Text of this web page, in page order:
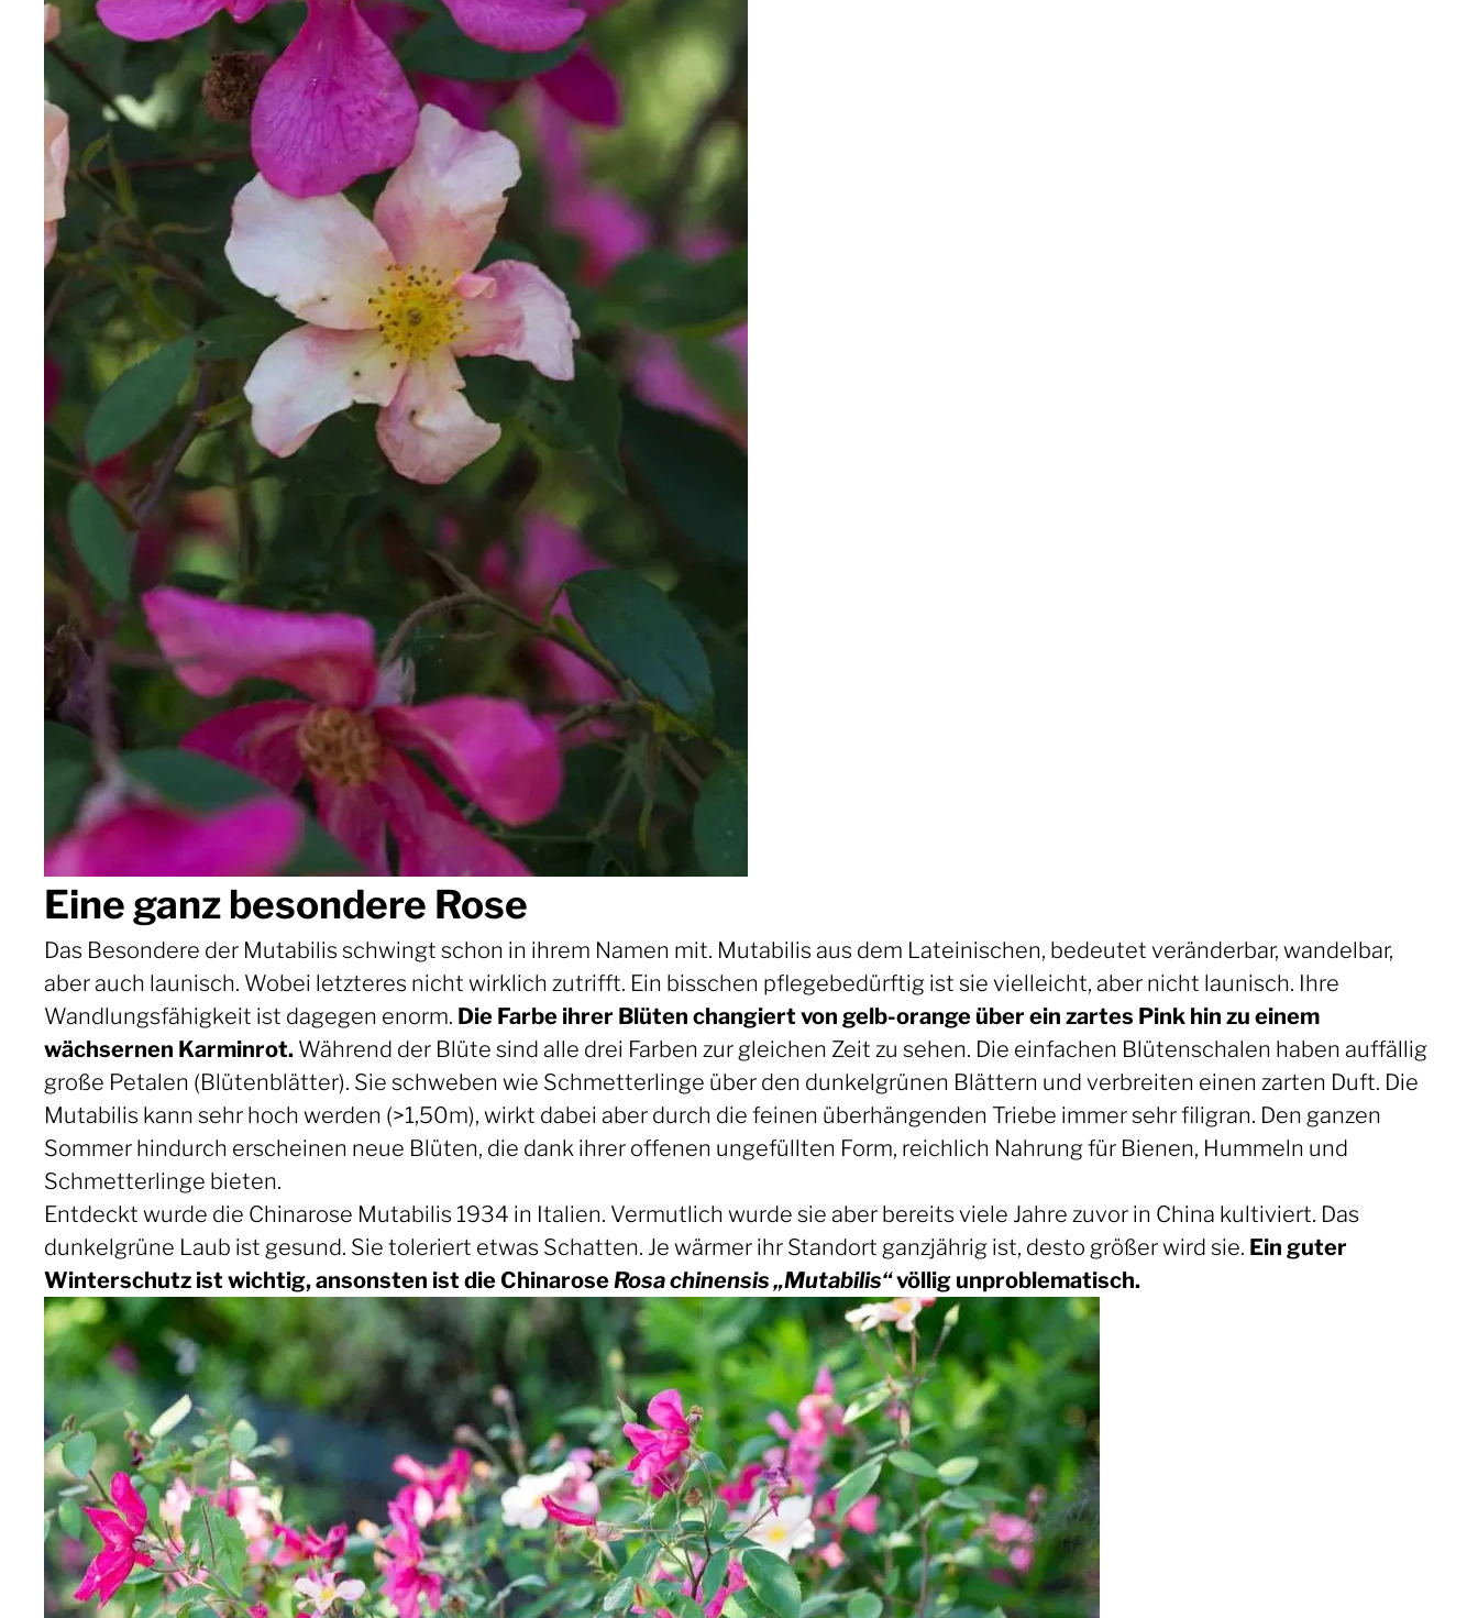
Eine ganz besondere Rose
Das Besondere der Mutabilis schwingt schon in ihrem Namen mit. Mutabilis aus dem Lateinischen, bedeutet veränderbar, wandelbar,
aber auch launisch. Wobei letzteres nicht wirklich zutrifft. Ein bisschen pflegebedürftig ist sie vielleicht, aber nicht launisch. Ihre
Wandlungsfähigkeit ist dagegen enorm. Die Farbe ihrer Blüten changiert von gelb-orange über ein zartes Pink hin zu einem
wächsernen Karminrot. Während der Blüte sind alle drei Farben zur gleichen Zeit zu sehen. Die einfachen Blütenschalen haben auffällig
große Petalen (Blütenblätter). Sie schweben wie Schmetterlinge über den dunkelgrünen Blättern und verbreiten einen zarten Duft. Die
Mutabilis kann sehr hoch werden (>1,50m), wirkt dabei aber durch die feinen überhängenden Triebe immer sehr filigran. Den ganzen
Sommer hindurch erscheinen neue Blüten, die dank ihrer offenen ungefüllten Form, reichlich Nahrung für Bienen, Hummeln und
Schmetterlinge bieten.
Entdeckt wurde die Chinarose Mutabilis 1934 in Italien. Vermutlich wurde sie aber bereits viele Jahre zuvor in China kultiviert. Das
dunkelgrüne Laub ist gesund. Sie toleriert etwas Schatten. Je wärmer ihr Standort ganzjährig ist, desto größer wird sie. Ein guter
Winterschutz ist wichtig, ansonsten ist die ChinaroseRosa chinensis „Mutabilis“völlig unproblematisch.